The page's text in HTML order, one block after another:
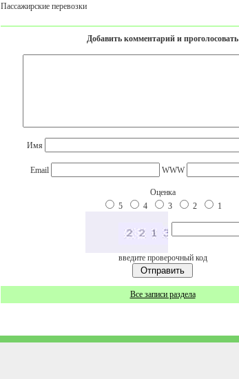
Пассажирские перевозки
Добавить комментарий и проголосовать
Имя
Email WWW
Оценка
5
4 3 2 1
введите проверочный код
Все записи раздела